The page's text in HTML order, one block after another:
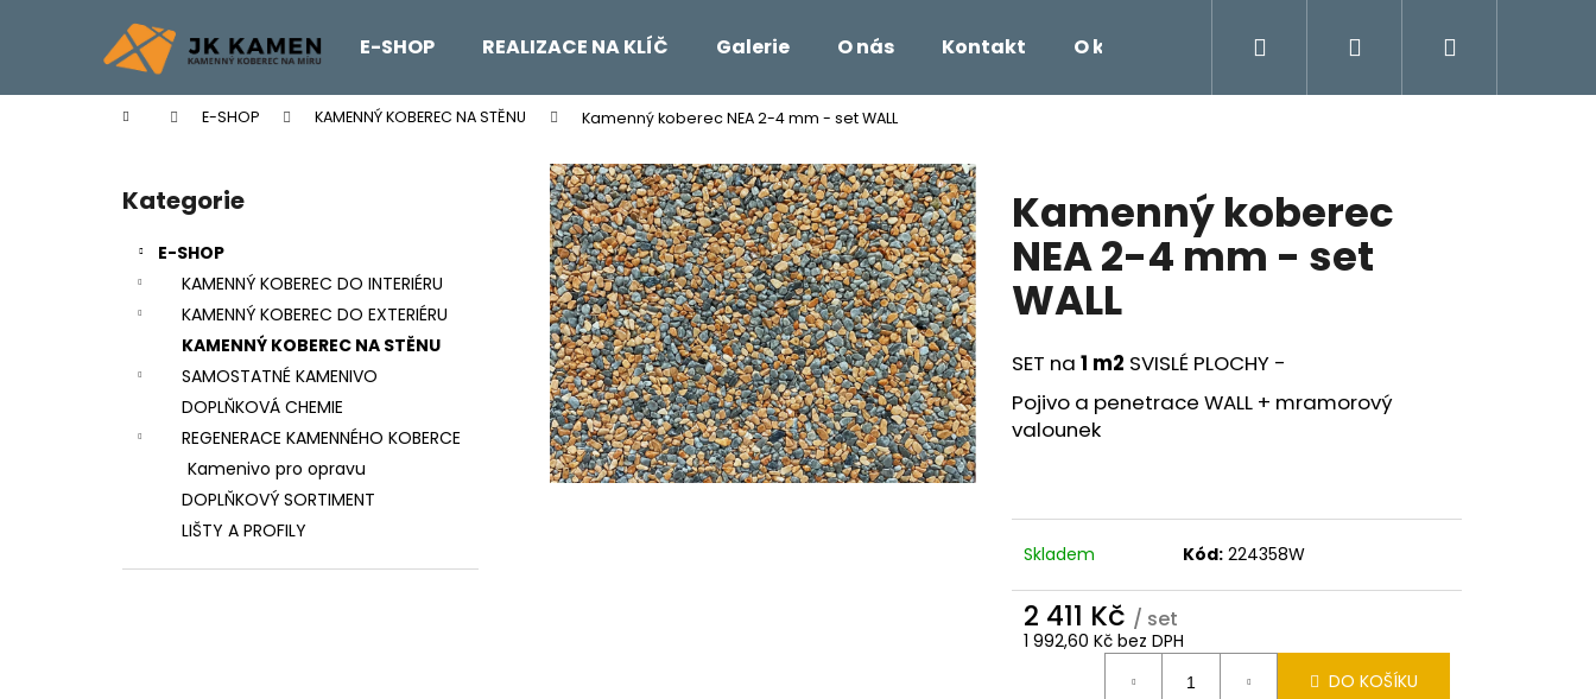
E-SHOP REALIZACE NA KLÍČ Galerie O nás Kontakt O kamenném koberci Návody na samorealizaci
Přihlášení
Domů E-SHOP KAMENNÝ KOBEREC NA STĚNU Kamenný koberec NEA 2-4 mm - set WALL
Přeskočit
kategorie
Kategorie
E-SHOP
KAMENNÝ KOBEREC DO INTERIÉRU
KAMENNÝ KOBEREC DO EXTERIÉRU
KAMENNÝ KOBEREC NA STĚNU
SAMOSTATNÉ KAMENIVO
DOPLŇKOVÁ CHEMIE
REGENERACE KAMENNÉHO KOBERCE
Kamenivo pro opravu
DOPLŇKOVÝ SORTIMENT
LIŠTY A PROFILY
Kamenný koberec
NEA 2-4 mm - set
WALL
SET na 1 m2 SVISLÉ PLOCHY -
Pojivo a penetrace WALL + mramorový
valounek
Skladem Kód: 224358W
2 411 Kč / set
1 992,60 Kč bez DPH
DO KOŠÍKU
í
Zpět
do
Zpět
do
Co potřebujete najít?
HLEDAT
Doporučujeme
REVITALIZAČNÍ NÁTĚR EMZ R EP
460 Kč
KAMENNÝ KOBEREC AQUA 2-4 MM - SET